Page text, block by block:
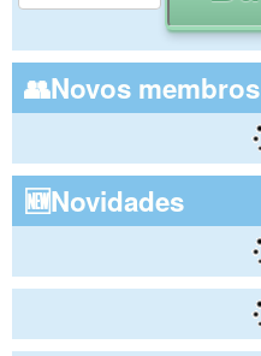
👥Novos membros
🆕Novidades